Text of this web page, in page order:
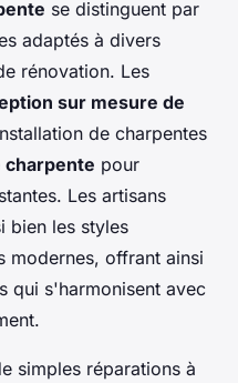
se distinguent par
adaptés à divers
rénovation. Les
sur mesure de
de charpentes
charpente pour
Les artisans
bien les styles
modernes, offrant ainsi
qui s'harmonisent avec
simples réparations à